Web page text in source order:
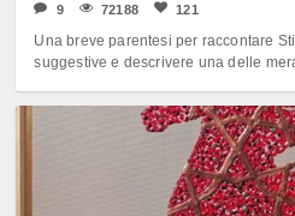
9 72188 121
Una breve parentesi per raccontare
suggestive e descrivere una delle